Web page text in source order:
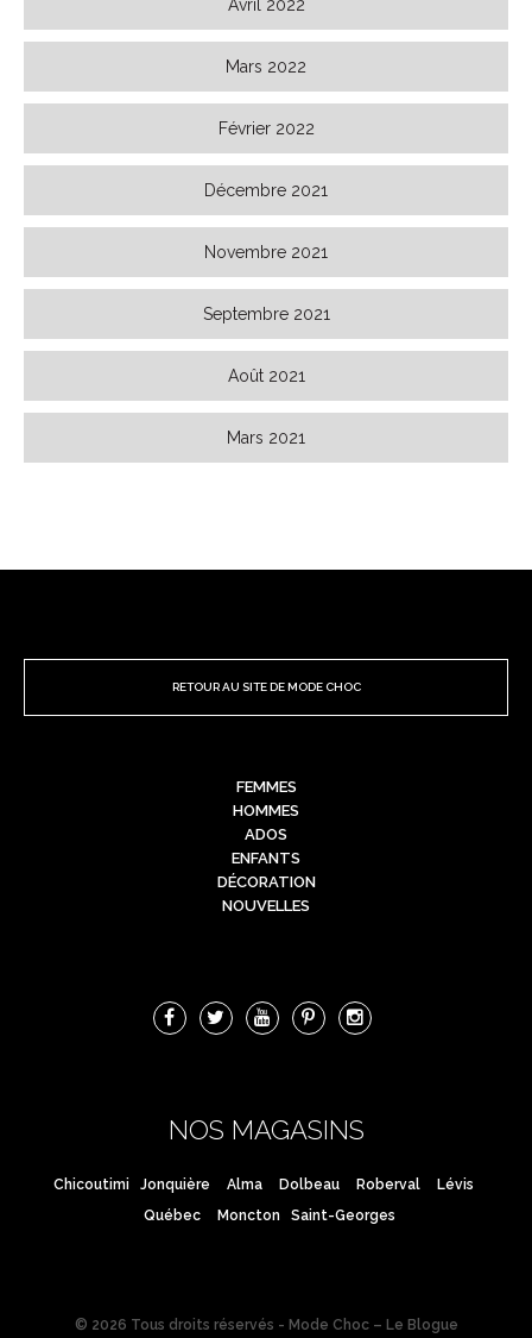
Avril 2022
Mars 2022
Février 2022
Décembre 2021
Novembre 2021
Septembre 2021
Août 2021
Mars 2021
RETOUR AU SITE DE MODE CHOC
FEMMES
HOMMES
ADOS
ENFANTS
DÉCORATION
NOUVELLES
NOS MAGASINS
Chicoutimi Jonquière Alma Dolbeau Roberval
Lévis
Québec
Moncton Saint-Georges
© 2026 Tous droits réservés - Mode Choc – Le Blogue